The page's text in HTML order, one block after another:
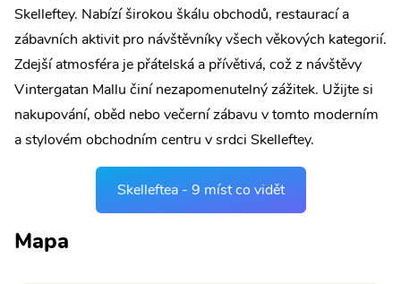
Skelleftey. Nabízí širokou škálu obchodů, restaurací a
zábavních aktivit pro návštěvníky všech věkových kategorií.
Zdejší atmosféra je přátelská a přívětivá, což z návštěvy
Vintergatan Mallu činí nezapomenutelný zážitek. Užijte si
nakupování, oběd nebo večerní zábavu v tomto moderním
a stylovém obchodním centru v srdci Skelleftey.
Skelleftea - 9 míst co vidět
Mapa